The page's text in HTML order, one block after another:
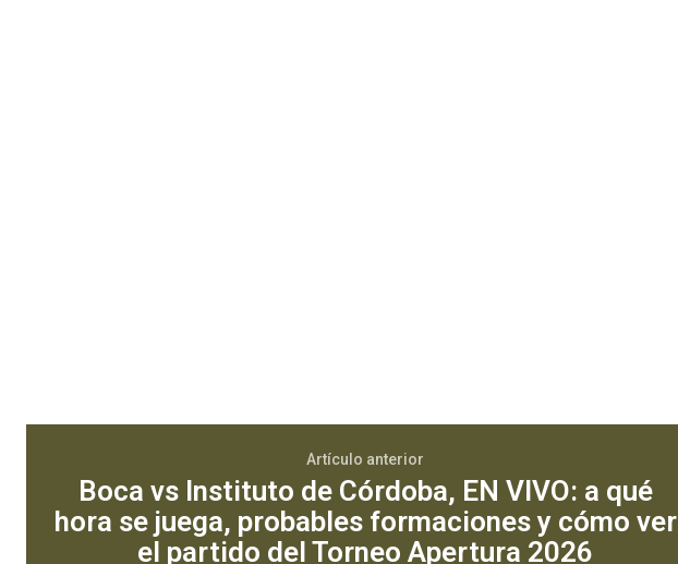
Artículo anterior
Boca vs Instituto de Córdoba, EN VIVO: a qué
hora se juega, probables formaciones y cómo ver
el partido del Torneo Apertura 2026